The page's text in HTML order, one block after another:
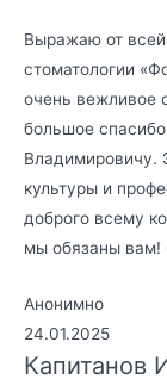
Выражаю от всей
стоматологии
очень вежливое
большое
Владимировичу.
культуры и
доброго всему
мы обязаны
Анонимно
24.01.2025
Капитанов